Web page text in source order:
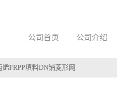
公司首页 公司介绍
FRPP填料DN铺菱形网